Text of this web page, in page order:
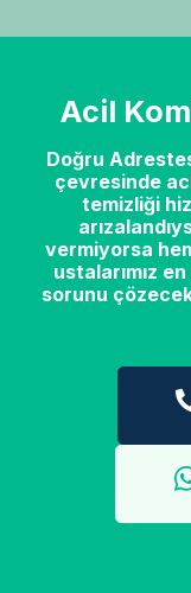
Acil
Doğru
çevresinde
temizliği
vermiyorsa
ustalarımız
sorunu